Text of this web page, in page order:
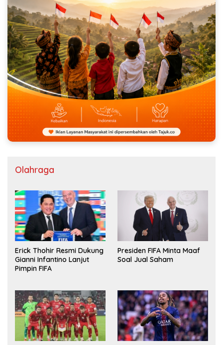
Olahraga
Erick Thohir Resmi Dukung
Gianni Infantino Lanjut
Pimpin FIFA
Presiden FIFA Minta Maaf
Soal Jual Saham